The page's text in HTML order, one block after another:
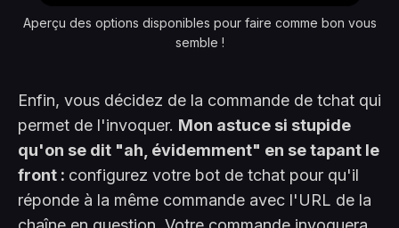
Aperçu des options disponibles pour faire comme bon vous
semble !
Enfin, vous décidez de la commande de tchat qui
permet de l'invoquer. Mon astuce si stupide
qu'on se dit "ah, évidemment" en se tapant le
front : configurez votre bot de tchat pour qu'il
réponde à la même commande avec l'URL de la